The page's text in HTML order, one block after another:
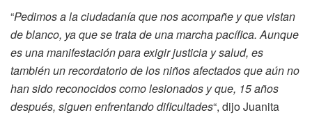
“Pedimos a la ciudadanía que nos acompañe y que vistan
de blanco, ya que se trata de una marcha pacífica. Aunque
es una manifestación para exigir justicia y salud, es
también un recordatorio de los niños afectados que aún no
han sido reconocidos como lesionados y que, 15 años
después, siguen enfrentando dificultades“, dijo Juanita